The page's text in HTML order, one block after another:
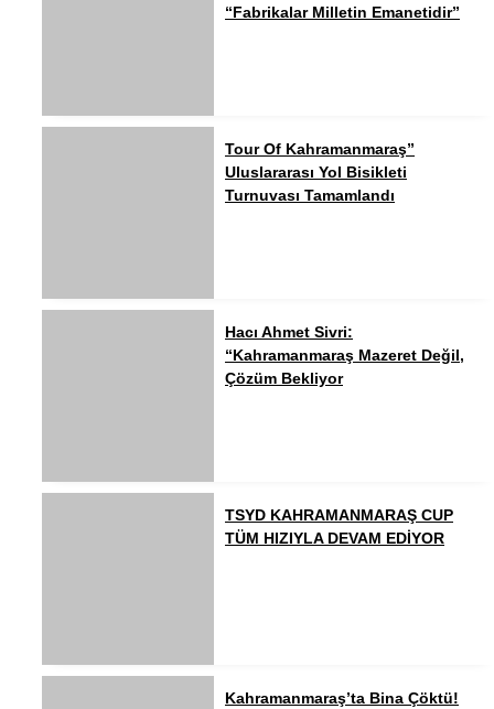
“Fabrikalar Milletin Emanetidir”
Tour Of Kahramanmaraş”
Uluslararası Yol Bisikleti
Turnuvası Tamamlandı
Hacı Ahmet Sivri:
“Kahramanmaraş Mazeret Değil,
Çözüm Bekliyor
TSYD KAHRAMANMARAŞ CUP
TÜM HIZIYLA DEVAM EDİYOR
Kahramanmaraş’ta Bina Çöktü!